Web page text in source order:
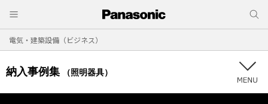
電気・建築設備（ビジネス）
納入事例集 （照明器具）